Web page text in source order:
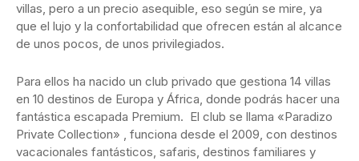
villas, pero a un precio asequible, eso según se mire, ya
que el lujo y la confortabilidad que ofrecen están al alcance
de unos pocos, de unos privilegiados.
Para ellos ha nacido un club privado que gestiona 14 villas
en 10 destinos de Europa y África, donde podrás hacer una
fantástica escapada Premium. El club se llama «Paradizo
Private Collection» , funciona desde el 2009, con destinos
vacacionales fantásticos, safaris, destinos familiares y